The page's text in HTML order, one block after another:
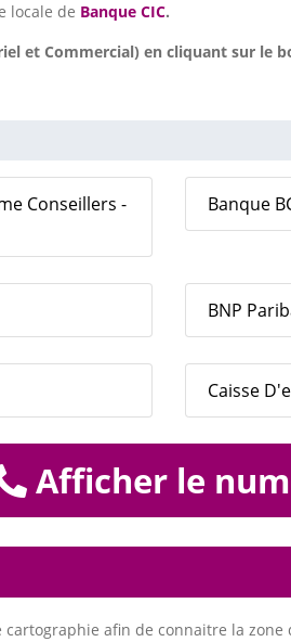
locale de Banque CIC.
et Commercial) en cliquant sur le
Conseillers -
Banque
BNP
Caisse
Afficher le
afin de connaitre la zone